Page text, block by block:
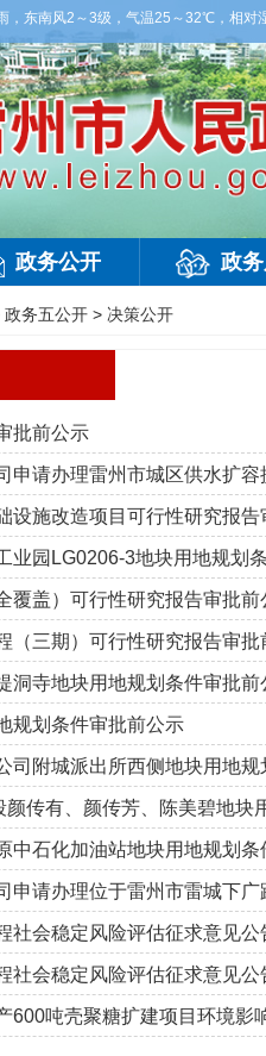
东南风2～3级，气温25～32℃，相对
政务公开 政
政务五公开 > 决策公开
批前公示
申请办理雷州市城区供水扩
设施改造项目可行性研究报告
业园LG0206-3地块用地规划
覆盖）可行性研究报告审批前
（三期）可行性研究报告审批
洞寺地块用地规划条件审批前
规划条件审批前公示
司附城派出所西侧地块用地
传有、颜传芳、陈美碧地块
中石化加油站地块用地规划条
申请办理位于雷州市雷城下
社会稳定风险评估征求意见公
社会稳定风险评估征求意见公
600吨壳聚糖扩建项目环境影